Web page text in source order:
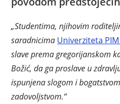
„Studentima, njihovim
saradnicima Univerziteta
slave prema gregorijanskom
Božić, da ga proslave u
ispunjena slogom i
zadovoljstvom.“